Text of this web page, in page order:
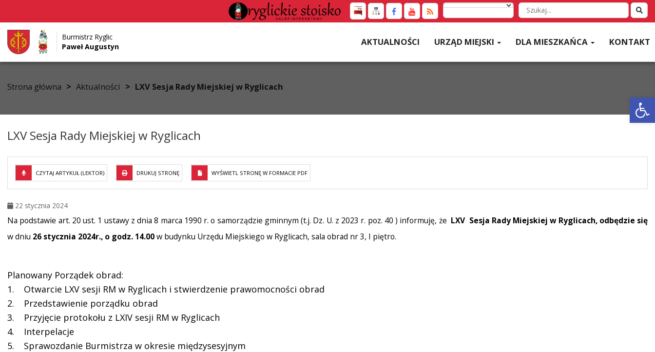
Przejdź do menu
Przejdź do głównej treści strony
Przejdź do stopki strony
Wyszukaj
w
Burmistrz Ryglic
Paweł Augustyn
AKTUALNOŚCI URZĄD MIEJSKI DLA MIESZKAŃCA KONTAKT
Strona główna > Aktualności > LXV Sesja Rady Miejskiej w Ryglicach
LXV Sesja Rady Miejskiej w Ryglicach
CZYTAJ ARTYKUŁ (LEKTOR) DRUKUJ STRONĘ WYŚWIETL STRONĘ W FORMACIE PDF
22 stycznia 2024
Na podstawie art. 20 ust. 1 ustawy z dnia 8 marca 1990 r. o samorządzie gminnym (t.j. Dz. U. z 2023 r. poz. 40 ) informuję, że LXV Sesja Rady Miejskiej w Ryglicach, odbędzie się
w dniu 26 stycznia 2024r., o godz. 14.00w budynku Urzędu Miejskiego w Ryglicach, sala obrad nr 3, I piętro.
Planowany Porządek obrad:
1. Otwarcie LXV sesji RM w Ryglicach i stwierdzenie prawomocności obrad
2. Przedstawienie porządku obrad
3. Przyjęcie protokołu z LXIV sesji RM w Ryglicach
4. Interpelacje
5. Sprawozdanie Burmistrza w okresie międzysesyjnym